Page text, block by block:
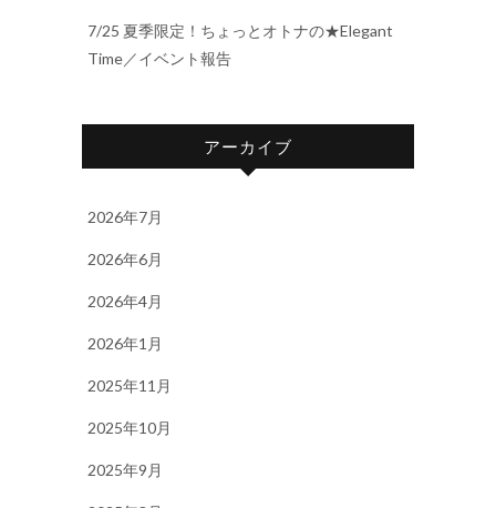
7/25 夏季限定！ちょっとオトナの★Elegant
Time／イベント報告
アーカイブ
2026年7月
2026年6月
2026年4月
2026年1月
2025年11月
2025年10月
2025年9月